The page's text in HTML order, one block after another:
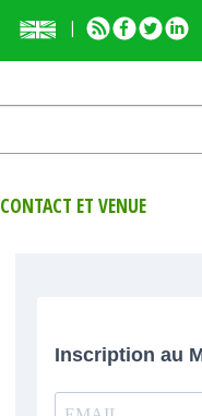
English
presentation
RSSFacebook
Twitter
CONTACT ET VENUE